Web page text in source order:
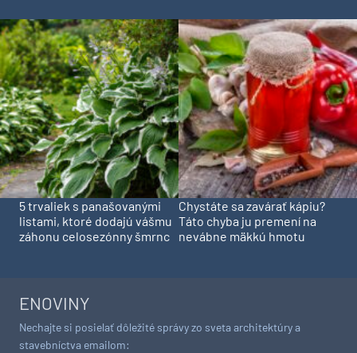
5 trvaliek s panašovanými
listami, ktoré dodajú vášmu
záhonu celosezónny šmrnc
Chystáte sa zavárať kápiu?
Táto chyba ju premení na
nevábne mäkkú hmotu
ENOVINY
Nechajte si posielať dôležité správy zo sveta architektúry a
stavebníctva emailom: